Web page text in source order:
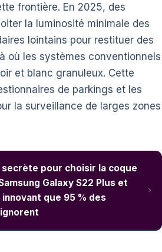
frontière. En 2025, des
la luminosité minimale des
lointains pour restituer des
où les systèmes conventionnels
et blanc granuleux. Cette
de parkings et les
la surveillance de larges zones
secrète pour choisir la coque
Galaxy S22 Plus et
innovant que 95 % des